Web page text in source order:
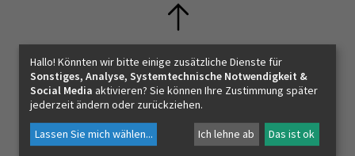
Kontakt
Pfarrverband Niederkaiser-Steinplatte
Dorfplatz 1
Hallo! Könnten wir bitte einige zusätzliche Dienste für
Sonstiges, Analyse, Systemtechnische Notwendigkeit &
Social Media aktivieren? Sie können Ihre Zustimmung später
jederzeit ändern oder zurückziehen.
Lassen Sie mich wählen... Ich lehne ab Das ist ok